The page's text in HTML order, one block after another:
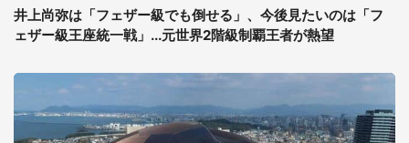
井上尚弥は「フェザー級でも倒せる」、今後見たいのは「フ
ェザー級王座統一戦」...元世界2階級制覇王者が熱望